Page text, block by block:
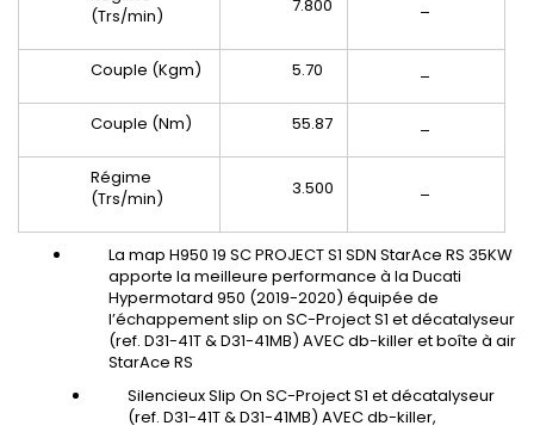
(Trs/min)
7.800
Couple (Kgm) 5.70
Couple (Nm) 55.87
Régime
(Trs/min)
3.500
La map H950 19 SC PROJECT S1 SDN StarAce RS 35KW
apporte la meilleure performance à la Ducati
Hypermotard 950 (2019-2020) équipée de
l’échappement slip on SC-Project S1 et décatalyseur
(ref. D31-41T & D31-41MB) AVEC db-killer et boîte à air
StarAce RS
Silencieux Slip On SC-Project S1 et décatalyseur
(ref. D31-41T & D31-41MB) AVEC db-killer,